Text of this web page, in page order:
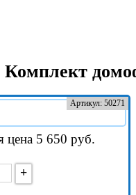
Комплект
Артикул: 50271
цена 5 650 руб.
+